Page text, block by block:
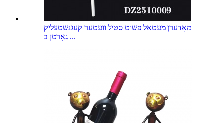
מאָדערן מעטאַל פּשוט סטיל וועטער קעגנשטעליק
גאָרטן ב ...